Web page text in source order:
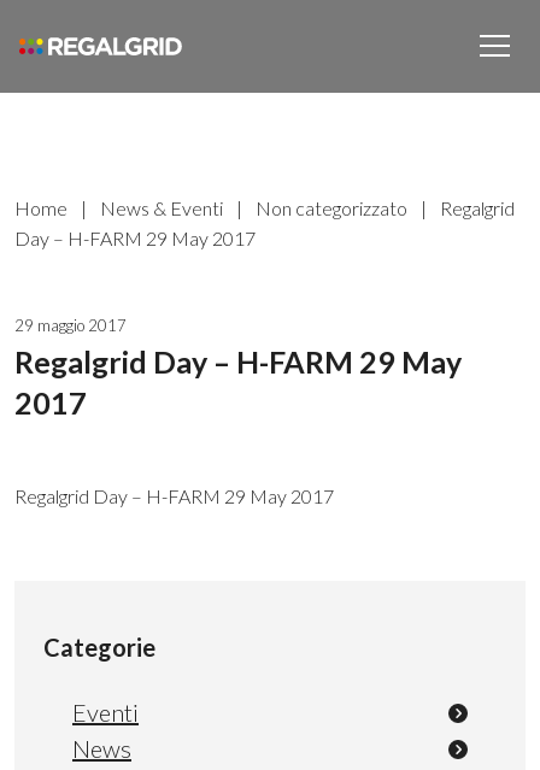
Home | News & Eventi | Non categorizzato |
Regalgrid
Day – H-FARM 29 May 2017
29 maggio 2017
Regalgrid Day – H-FARM 29 May
2017
Regalgrid Day – H-FARM 29 May 2017
Categorie
Eventi
News